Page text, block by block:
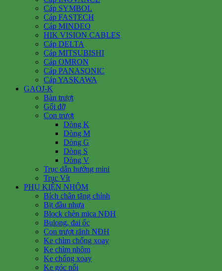
Cáp SYMBOL
Cáp FASTECH
Cáp MINDEO
HIK VISION CABLES
Cáp DELTA
Cáp MITSUBISHI
Cáp OMRON
Cáp PANASONIC
Cáp YASKAWA
GAOJ-K
Bàn trượt
Gối đỡ
Con trượt
Dòng K
Dòng M
Dòng G
Dòng S
Dòng V
Trục dẫn hướng mini
Trục Vít
PHỤ KIỆN NHÔM
Bích chân tăng chỉnh
Bịt đầu nhựa
Block chèn mica NĐH
Bulong, đai ốc
Con trượt rãnh NĐH
Ke chìm chống xoay
Ke chìm nhôm
Ke chống xoay
Ke góc nổi